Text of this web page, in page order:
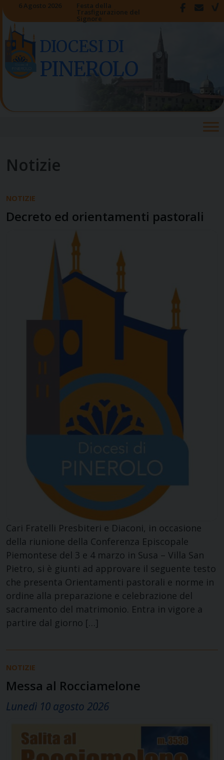
to
content
DIOCESI DI
PINEROLO
6 Agosto 2026 Festa della
Trasfigurazione del
Signore
Notizie
NOTIZIE
Decreto ed orientamenti pastorali
Cari Fratelli Presbiteri e Diaconi, in occasione
della riunione della Conferenza Episcopale
Piemontese del 3 e 4 marzo in Susa – Villa San
Pietro, si è giunti ad approvare il seguente testo
che presenta Orientamenti pastorali e norme in
ordine alla preparazione e celebrazione del
sacramento del matrimonio. Entra in vigore a
partire dal giorno […]
NOTIZIE
Messa al Rocciamelone
Lunedì 10 agosto 2026